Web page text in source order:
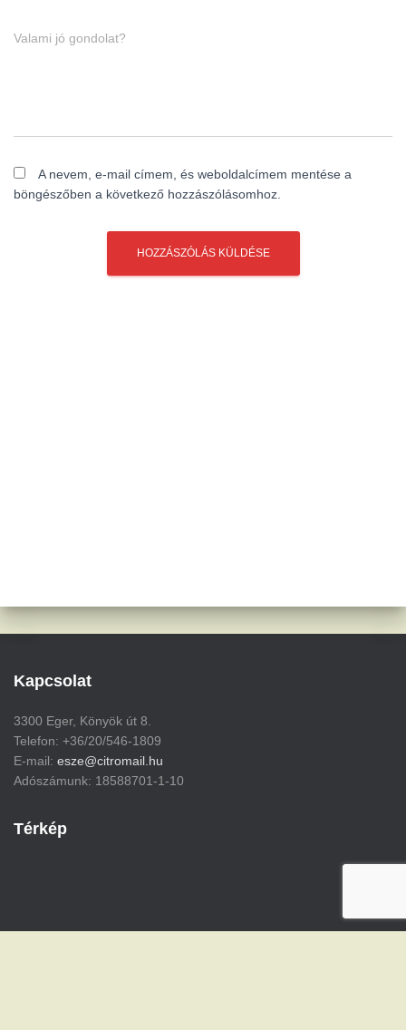
Valami jó gondolat?
A nevem, e-mail címem, és weboldalcímem mentése a
böngészőben a következő hozzászólásomhoz.
Kapcsolat
3300 Eger, Könyök út 8.
Telefon: +36/20/546-1809
E-mail: esze@citromail.hu
Adószámunk: 18588701-1-10
Térkép